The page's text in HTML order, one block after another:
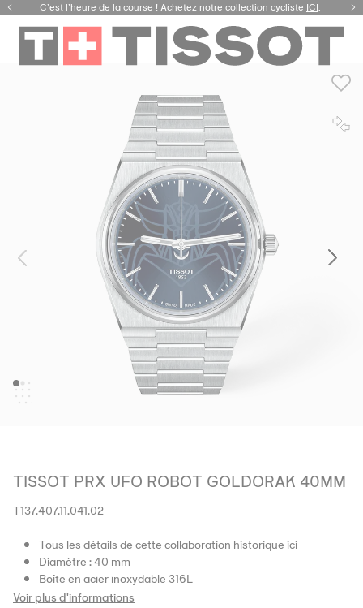
C’est l’heure de la course ! Achetez notre collection cycliste ICI.
TISSOT PRX UFO ROBOT GOLDORAK 40MM
T137.407.11.041.02
Tous les détails de cette collaboration historique ici
Diamètre : 40 mm
Boîte en acier inoxydable 316L
Voir plus d'informations